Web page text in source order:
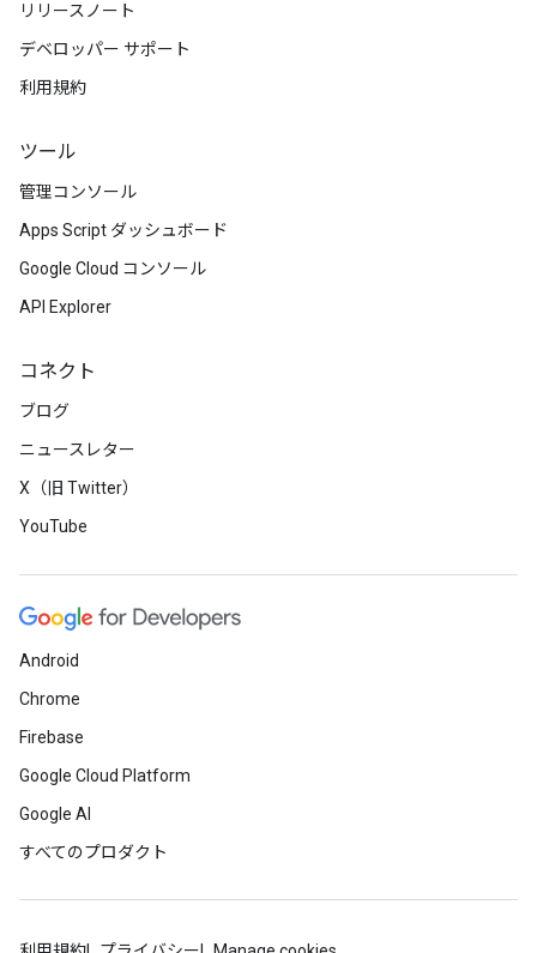
リリースノート
デベロッパー サポート
利用規約
ツール
管理コンソール
Apps Script ダッシュボード
Google Cloud コンソール
API Explorer
コネクト
ブログ
ニュースレター
X（旧 Twitter）
YouTube
Android
Chrome
Firebase
Google Cloud Platform
Google AI
すべてのプロダクト